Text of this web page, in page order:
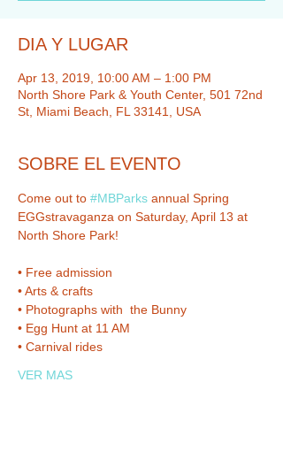
DIA Y LUGAR
Apr 13, 2019, 10:00 AM – 1:00 PM
North Shore Park & Youth Center, 501 72nd
St, Miami Beach, FL 33141, USA
SOBRE EL EVENTO
Come out to #MBParks annual Spring
EGGstravaganza on Saturday, April 13 at
VER MAS